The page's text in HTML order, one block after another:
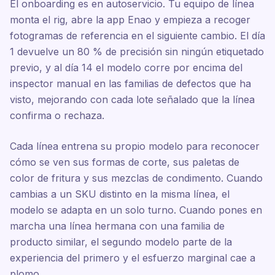
El onboarding es en autoservicio. Tu equipo de línea
monta el rig, abre la app Enao y empieza a recoger
fotogramas de referencia en el siguiente cambio. El día
1 devuelve un 80 % de precisión sin ningún etiquetado
previo, y al día 14 el modelo corre por encima del
inspector manual en las familias de defectos que ha
visto, mejorando con cada lote señalado que la línea
confirma o rechaza.
Cada línea entrena su propio modelo para reconocer
cómo se ven sus formas de corte, sus paletas de
color de fritura y sus mezclas de condimento. Cuando
cambias a un SKU distinto en la misma línea, el
modelo se adapta en un solo turno. Cuando pones en
marcha una línea hermana con una familia de
producto similar, el segundo modelo parte de la
experiencia del primero y el esfuerzo marginal cae a